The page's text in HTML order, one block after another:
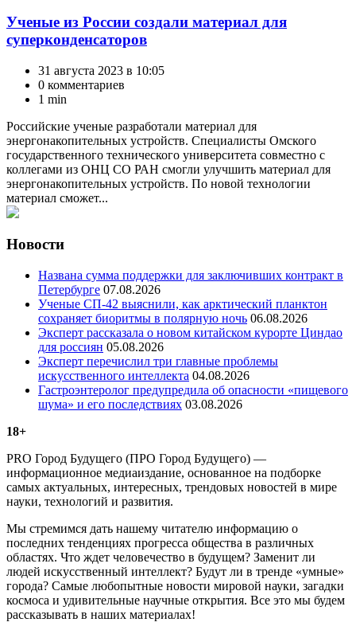
Ученые из России создали материал для
суперконденсаторов
31 августа 2023 в 10:05
0 комментариев
1 min
Российские ученые разработали материал для
энергонакопительных устройств. Специалисты Омского
государственного технического университета совместно с
коллегами из ОНЦ СО РАН смогли улучшить материал для
энергонакопительных устройств. По новой технологии
материал сможет...
Новости
Названа сумма поддержки для заключивших контракт в
Петербурге 07.08.2026
Ученые СП-42 выяснили, как арктический планктон
сохраняет биоритмы в полярную ночь 06.08.2026
Эксперт рассказала о новом китайском курорте Циндао
для россиян 05.08.2026
Эксперт перечислил три главные проблемы
искусственного интеллекта 04.08.2026
Гастроэнтеролог предупредила об опасности «пищевого
шума» и его последствиях 03.08.2026
18+
PRO Город Будущего (ПРО Город Будущего) —
информационное медиаиздание, основанное на подборке
самых актуальных, интересных, трендовых новостей в мире
науки, технологий и развития.
Мы стремимся дать нашему читателю информацию о
последних тенденциях прогресса общества в различных
областях. Что ждет человечество в будущем? Заменит ли
людей искусственный интеллект? Будут ли в тренде «умные»
города? Самые любопытные новости мировой науки, загадки
космоса и удивительные научные открытия. Все это мы будем
рассказывать в наших материалах!